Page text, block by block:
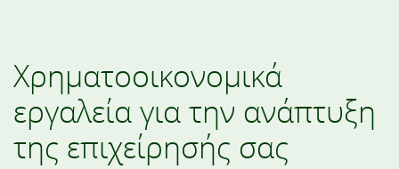
Χρηματοοικονομικά
εργαλεία για την ανάπτυξη
της επιχείρησής σας